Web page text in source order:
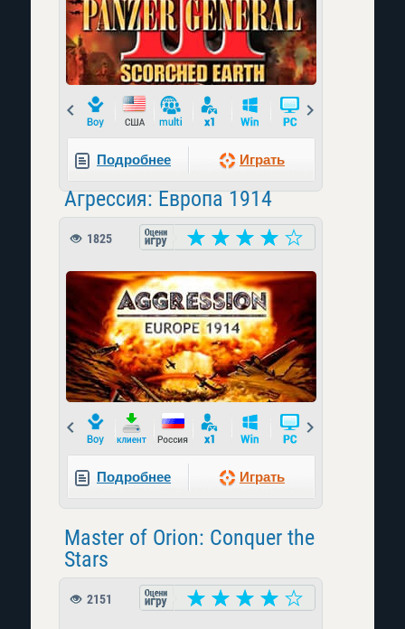
Prev
Подробнее Играть
Агрессия: Европа 1914
1825
Prev
Подробнее Играть
Master of Orion: Conquer the
Stars
2151